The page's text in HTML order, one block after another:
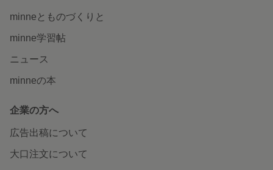
minneとものづくりと
minne学習帖
ニュース
minneの本
企業の方へ
広告出稿について
大口注文について